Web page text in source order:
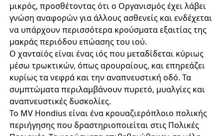
μικρός, προσθέτοντας ότι ο Οργανισμός έχει λάβει
γνώση αναφορών για άλλους ασθενείς και ενδέχεται
να υπάρχουν περισσότερα κρούσματα εξαιτίας της
μακράς περιόδου επώασης του ιού.
Ο χανταϊός είναι ένας ιός που μεταδίδεται κύριως
μέσω τρωκτικών, όπως αρουραίους, και επηρεάζει
κυρίως τα νεφρά και την αναπνευστική οδό. Τα
συμπτώματα περιλαμβάνουν πυρετό, μυαλγίες και
αναπνευστικές δυσκολίες.
Το MV Hondius είναι ένα κρουαζιερόπλοιο πολικής
περιήγησης που δραστηριοποιείται στις Πολικές